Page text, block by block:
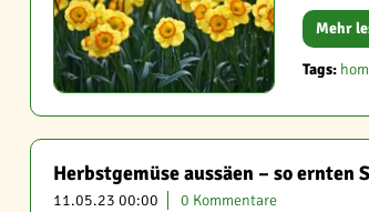
Mehr
Tags:
Herbstgemüse aussäen – so ernten
11.05.23 00:00 0 Kommentare